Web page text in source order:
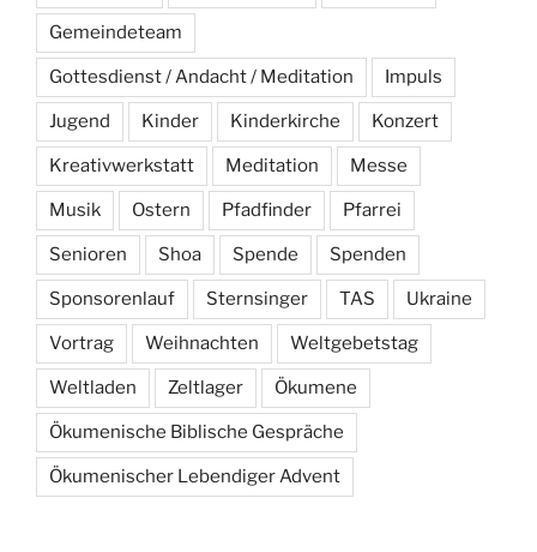
Gemeindeteam
Gottesdienst / Andacht / Meditation Impuls
Jugend Kinder Kinderkirche Konzert
Kreativwerkstatt Meditation Messe
Musik Ostern Pfadfinder Pfarrei
Senioren Shoa Spende Spenden
Sponsorenlauf Sternsinger TAS Ukraine
Vortrag Weihnachten Weltgebetstag
Weltladen Zeltlager Ökumene
Ökumenische Biblische Gespräche
Ökumenischer Lebendiger Advent